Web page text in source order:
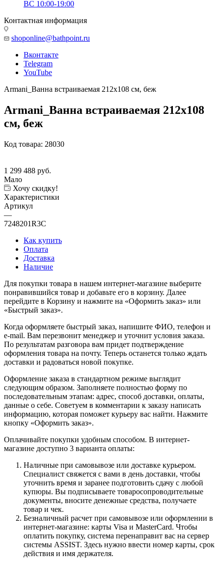
ВС 10:00-19:00
Контактная информация
shoponline@bathpoint.ru
Вконтакте
Telegram
YouTube
Armani_Ванна встраиваемая 212х108 см, беж
Armani_Ванна встраиваемая 212х108
см, беж
Код товара: 28030
1 299 488 руб.
Мало
Хочу скидку!
Характеристики
Артикул
—
7248201R3C
Как купить
Оплата
Доставка
Наличие
Для покупки товара в нашем интернет-магазине выберите
понравившийся товар и добавьте его в корзину. Далее
перейдите в Корзину и нажмите на «Оформить заказ» или
«Быстрый заказ».
Когда оформляете быстрый заказ, напишите ФИО, телефон и
e-mail. Вам перезвонит менеджер и уточнит условия заказа.
По результатам разговора вам придет подтверждение
оформления товара на почту. Теперь останется только ждать
доставки и радоваться новой покупке.
Оформление заказа в стандартном режиме выглядит
следующим образом. Заполняете полностью форму по
последовательным этапам: адрес, способ доставки, оплаты,
данные о себе. Советуем в комментарии к заказу написать
информацию, которая поможет курьеру вас найти. Нажмите
кнопку «Оформить заказ».
Оплачивайте покупки удобным способом. В интернет-
магазине доступно 3 варианта оплаты:
Наличные при самовывозе или доставке курьером.
Специалист свяжется с вами в день доставки, чтобы
уточнить время и заранее подготовить сдачу с любой
купюры. Вы подписываете товаросопроводительные
документы, вносите денежные средства, получаете
товар и чек.
Безналичный расчет при самовывозе или оформлении в
интернет-магазине: карты Visa и MasterCard. Чтобы
оплатить покупку, система перенаправит вас на сервер
системы ASSIST. Здесь нужно ввести номер карты, срок
действия и имя держателя.